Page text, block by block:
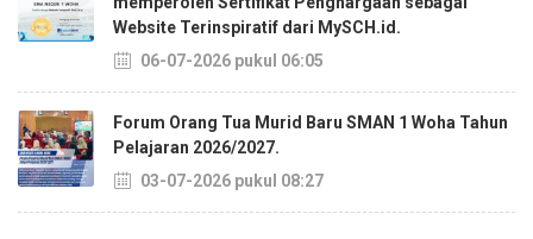
Website Terinspiratif dari MySCH.id.
06-07-2026 pukul 06:05
Forum Orang Tua Murid Baru SMAN 1 Woha Tahun
Pelajaran 2026/2027.
03-07-2026 pukul 08:27